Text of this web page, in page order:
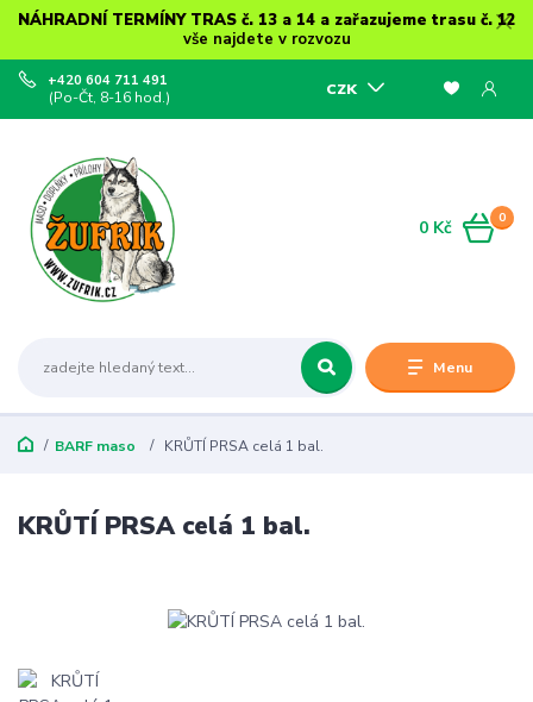
NÁHRADNÍ TERMÍNY TRAS č. 13 a 14 a zařazujeme trasu č. 12
vše najdete v rozvozu
Menu
CZK
+420 604 711 491
(Po-Čt, 8-16 hod.)
0
0 Kč
BARF maso KRŮTÍ PRSA celá 1 bal.
KRŮTÍ PRSA celá 1 bal.